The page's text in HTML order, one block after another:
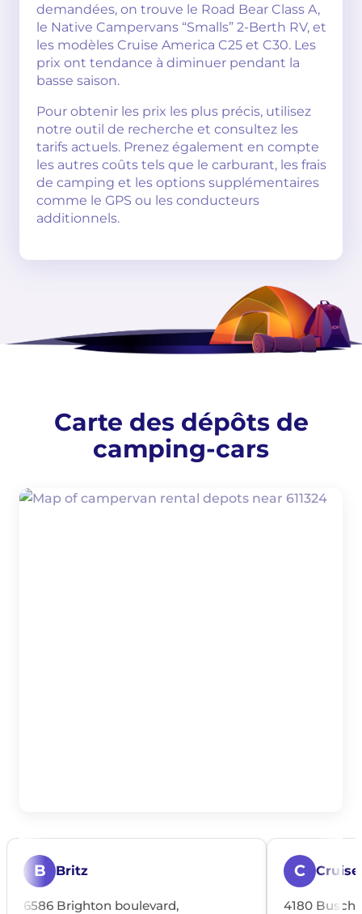
demandées, on trouve le Road Bear Class A,
le Native Campervans “Smalls” 2-Berth RV, et
les modèles Cruise America C25 et C30. Les
prix ont tendance à diminuer pendant la
basse saison.
Pour obtenir les prix les plus précis, utilisez
notre outil de recherche et consultez les
tarifs actuels. Prenez également en compte
les autres coûts tels que le carburant, les frais
de camping et les options supplémentaires
comme le GPS ou les conducteurs
additionnels.
Carte des dépôts de
camping-cars
B Britz
6586 Brighton boulevard,
C
4180 Busch